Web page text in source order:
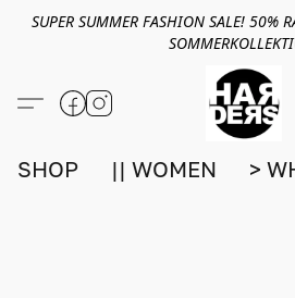
SUPER SUMMER FASHION SALE! 50%
SHOP || WOMEN >